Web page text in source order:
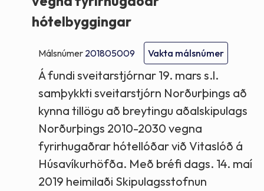
hótelbyggingar
Málsnúmer 201805009 Vakta málsnúmer
Á fundi sveitarstjórnar 19. mars s.l.
samþykkti sveitarstjórn Norðurþings að
kynna tillögu að breytingu aðalskipulags
Norðurþings 2010-2030 vegna
fyrirhugaðrar hótellóðar við Vitaslóð á
Húsavíkurhöfða. Með bréfi dags. 14. maí
2019 heimilaði Skipulagsstofnun